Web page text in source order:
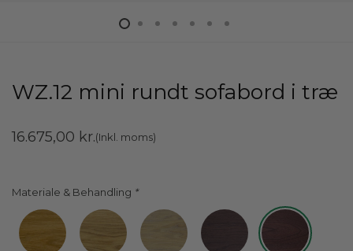
WZ.12 mini rundt sofabord i træ
16.675,00 kr.(Inkl. moms)
Materiale & Behandling